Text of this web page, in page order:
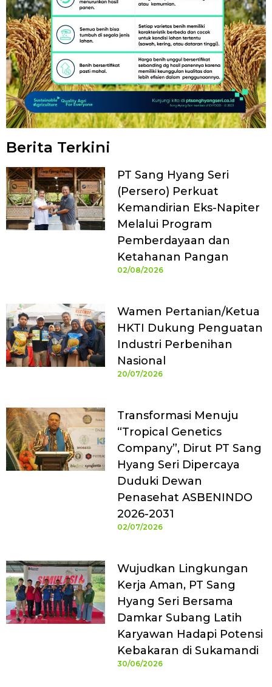
Berita Terkini
PT Sang Hyang Seri
(Persero) Perkuat
Kemandirian Eks-Napiter
Melalui Program
Pemberdayaan dan
Ketahanan Pangan
02/08/2026
Wamen Pertanian/Ketua
HKTI Dukung Penguatan
Industri Perbenihan
Nasional
20/07/2026
Transformasi Menuju
“Tropical Genetics
Company”, Dirut PT Sang
Hyang Seri Dipercaya
Duduki Dewan
Penasehat ASBENINDO
2026-2031
02/07/2026
Wujudkan Lingkungan
Kerja Aman, PT Sang
Hyang Seri Bersama
Damkar Subang Latih
Karyawan Hadapi Potensi
Kebakaran di Sukamandi
30/06/2026